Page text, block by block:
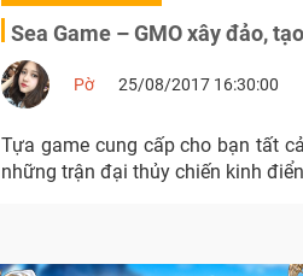
Sea Game – GMO xây đảo,
Pờ 25/08/2017 16:30:00
Tựa game cung cấp cho bạn tất
những trận đại thủy chiến kinh